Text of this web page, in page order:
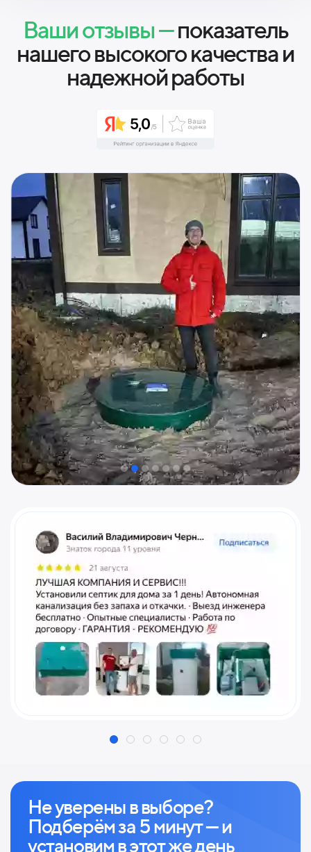
Ваши отзывы —показатель
нашего высокого качества и
надежной работы
Не уверены в выборе?
Подберём за 5 минут — и
установим в этот же день